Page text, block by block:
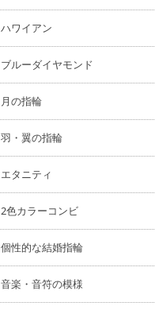
ハワイアン
ブルーダイヤモンド
月の指輪
羽・翼の指輪
エタニティ
2色カラーコンビ
個性的な結婚指輪
音楽・音符の模様